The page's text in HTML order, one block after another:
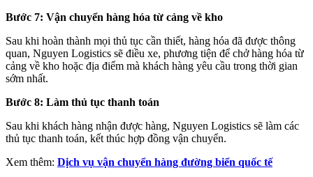
Bước 7: Vận chuyển hàng hóa từ cảng về kho
Sau khi hoàn thành mọi thủ tục cần thiết, hàng hóa đã được thông
quan, Nguyen Logistics sẽ điều xe, phương tiện để chở hàng hóa từ
cảng về kho hoặc địa điểm mà khách hàng yêu cầu trong thời gian
sớm nhất.
Bước 8: Làm thủ tục thanh toán
Sau khi khách hàng nhận được hàng, Nguyen Logistics sẽ làm các
thủ tục thanh toán, kết thúc hợp đồng vận chuyển.
Xem thêm: Dịch vụ vận chuyển hàng đường biển quốc tế